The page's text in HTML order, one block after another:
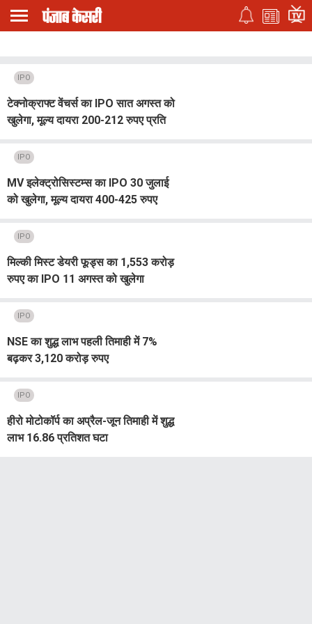
IPO
टेक्नोक्राफ्ट वेंचर्स का IPO सात अगस्त को
खुलेगा, मूल्य दायरा 200-212 रुपए प्रति
IPO
MV इलेक्ट्रोसिस्टम्स का IPO 30 जुलाई
को खुलेगा, मूल्य दायरा 400-425 रुपए
IPO
मिल्की मिस्ट डेयरी फूड्स का 1,553 करोड़
रुपए का IPO 11 अगस्त को खुलेगा
IPO
NSE का शुद्ध लाभ पहली तिमाही में 7%
बढ़कर 3,120 करोड़ रुपए
IPO
हीरो मोटोकॉर्प का अप्रैल-जून तिमाही में शुद्ध
लाभ 16.86 प्रतिशत घटा